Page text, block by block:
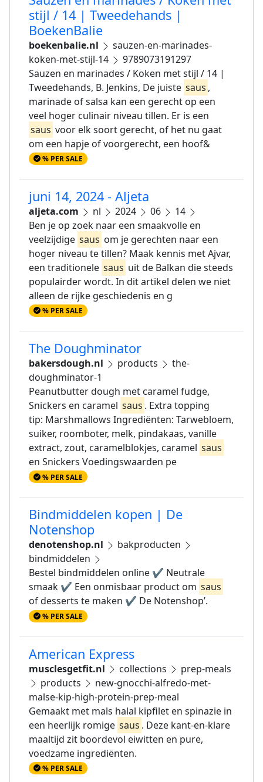
stijl / 14 | Tweedehands |
BoekenBalie
boekenbalie.nl
sauzen-en-marinades-
koken-met-stijl-14
9789073191297
Sauzen en marinades / Koken met stijl / 14 |
Tweedehands, B. Jenkins, De juiste saus ,
marinade of salsa kan een gerecht op een
veel hoger culinair niveau tillen. Er is een
saus voor elk soort gerecht, of het nu gaat
om een hapje of voorgerecht, een hoof&
% PER SALE
juni 14, 2024 - Aljeta
aljeta.com nl 2024 06
14
Ben je op zoek naar een smaakvolle en
veelzijdige saus om je gerechten naar een
hoger niveau te tillen? Maak kennis met Ajvar,
een traditionele saus uit de Balkan die steeds
populairder wordt. In dit artikel delen we niet
alleen de rijke geschiedenis en g
% PER SALE
The Doughminator
bakersdough.nl products
the-
doughminator-1
Peanutbutter dough met caramel fudge,
Snickers en caramel saus . Extra topping
tip: Marshmallows Ingrediënten: Tarwebloem,
suiker, roomboter, melk, pindakaas, vanille
extract, zout, caramelblokjes, caramel saus
en Snickers Voedingswaarden pe
% PER SALE
Bindmiddelen kopen | De
Notenshop
denotenshop.nl
bakproducten
bindmiddelen
Bestel bindmiddelen online ✔ Neutrale
smaak ✔ Een onmisbaar product om saus
of desserts te maken ✔ De Notenshop’.
% PER SALE
American Express
musclesgetfit.nl collections
prep-meals
products
new-gnocchi-alfredo-met-
malse-kip-high-protein-prep-meal
Gemaakt met mals halal kipfilet en spinazie in
een heerlijk romige saus . Deze kant-en-klare
maaltijd zit boordevol eiwitten en pure,
voedzame ingrediënten.
% PER SALE